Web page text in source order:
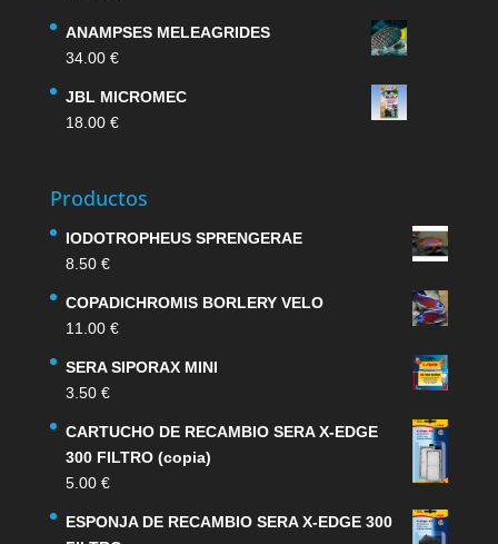
ANAMPSES MELEAGRIDES
34.00 €
JBL MICROMEC
18.00 €
Productos
IODOTROPHEUS SPRENGERAE
8.50 €
COPADICHROMIS BORLERY VELO
11.00 €
SERA SIPORAX MINI
3.50 €
CARTUCHO DE RECAMBIO SERA X-EDGE
300 FILTRO (copia)
5.00 €
ESPONJA DE RECAMBIO SERA X-EDGE 300